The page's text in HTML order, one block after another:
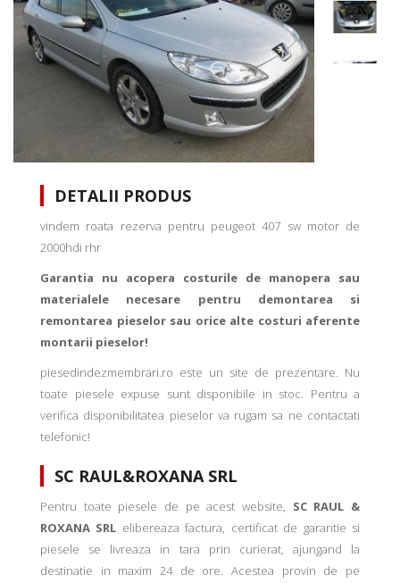
DETALII PRODUS
vindem roata rezerva pentru peugeot 407 sw motor de
2000hdi rhr
Garantia nu acopera costurile de manopera sau
materialele necesare pentru demontarea si
remontarea pieselor sau orice alte costuri aferente
montarii pieselor!
piesedindezmembrari.ro este un site de prezentare. Nu
toate piesele expuse sunt disponibile in stoc. Pentru a
verifica disponibilitatea pieselor va rugam sa ne contactati
telefonic!
SC RAUL&ROXANA SRL
Pentru toate piesele de pe acest website, SC RAUL &
ROXANA SRL elibereaza factura, certificat de garantie si
piesele se livreaza in tara prin curierat, ajungand la
destinatie in maxim 24 de ore. Acestea provin de pe